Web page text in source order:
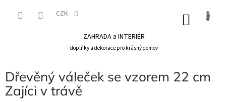
CZK
ZAHRADA a INTERIÉR
doplňky a dekorace pro krásný domov
Dřevěný váleček se vzorem 22 cm
Zajíci v trávě